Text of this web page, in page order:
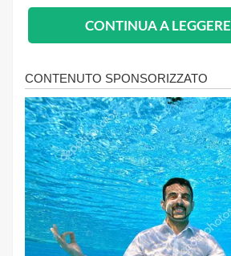
CONTINUA A LEGGERE